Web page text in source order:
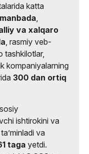
katta
,
va xalqaro
, rasmiy veb-
tashkilotlar,
kompaniyalarning
300 dan ortiq
ishtirokini va
va
taga yetdi.